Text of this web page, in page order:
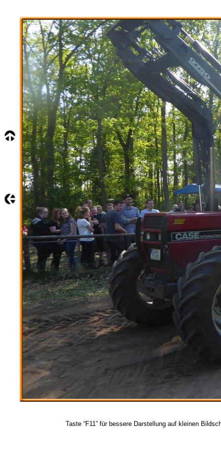
Taste “F11” für bessere Darstellung auf kleinen